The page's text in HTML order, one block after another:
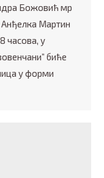
Божовић мр
Мартин
часова, у
биће
у форми